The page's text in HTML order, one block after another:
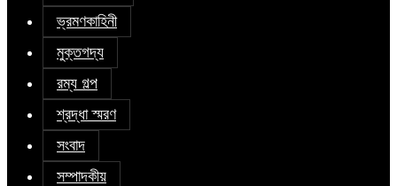
ভ্রমণকাহিনী
মুক্তগদ্য
রম্য গল্প
শ্রদ্ধা স্মরণ
সংবাদ
সম্পাদকীয়